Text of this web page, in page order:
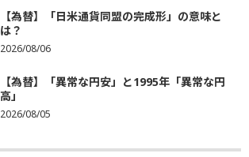
【為替】「日米通貨同盟の完成形」の意味と
は？
2026/08/06
【為替】「異常な円安」と1995年「異常な円
高」
2026/08/05